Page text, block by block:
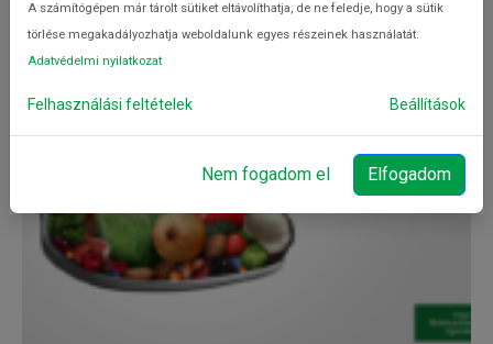
A számítógépen már tárolt sütiket eltávolíthatja, de ne feledje, hogy a sütik
törlése megakadályozhatja weboldalunk egyes részeinek használatát.
Adatvédelmi nyilatkozat
Felhasználási feltételek Beállítások
Nem fogadom el Elfogadom